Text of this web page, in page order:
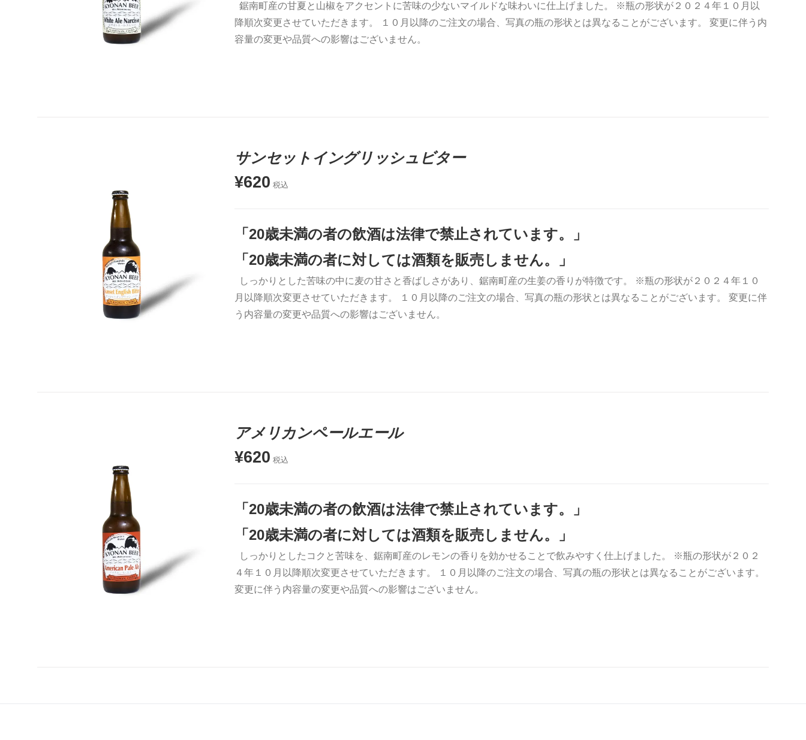
お買い物カゴに追加 QUICK VIEW
鋸南町産の甘夏と山椒をアクセントに苦味の少ないマイルドな味わいに仕上げました。 ※瓶の形状が２０２４年１０月以
降順次変更させていただきます。 １０月以降のご注文の場合、写真の瓶の形状とは異なることがございます。 変更に伴う内
容量の変更や品質への影響はございません。
お買い物カゴに追加 QUICK VIEW
サンセットイングリッシュビター
¥620 税込
「20歳未満の者の飲酒は法律で禁止されています。」
「20歳未満の者に対しては酒類を販売しません。」
しっかりとした苦味の中に麦の甘さと香ばしさがあり、鋸南町産の生姜の香りが特徴です。 ※瓶の形状が２０２４年１０
月以降順次変更させていただきます。 １０月以降のご注文の場合、写真の瓶の形状とは異なることがございます。 変更に伴
う内容量の変更や品質への影響はございません。
お買い物カゴに追加 QUICK VIEW
アメリカンペールエール
¥620 税込
「20歳未満の者の飲酒は法律で禁止されています。」
「20歳未満の者に対しては酒類を販売しません。」
しっかりとしたコクと苦味を、鋸南町産のレモンの香りを効かせることで飲みやすく仕上げました。 ※瓶の形状が２０２
４年１０月以降順次変更させていただきます。 １０月以降のご注文の場合、写真の瓶の形状とは異なることがございます。
変更に伴う内容量の変更や品質への影響はございません。